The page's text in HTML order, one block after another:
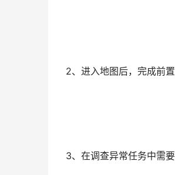
2、进入地图后，完成前
3、在调查异常任务中需